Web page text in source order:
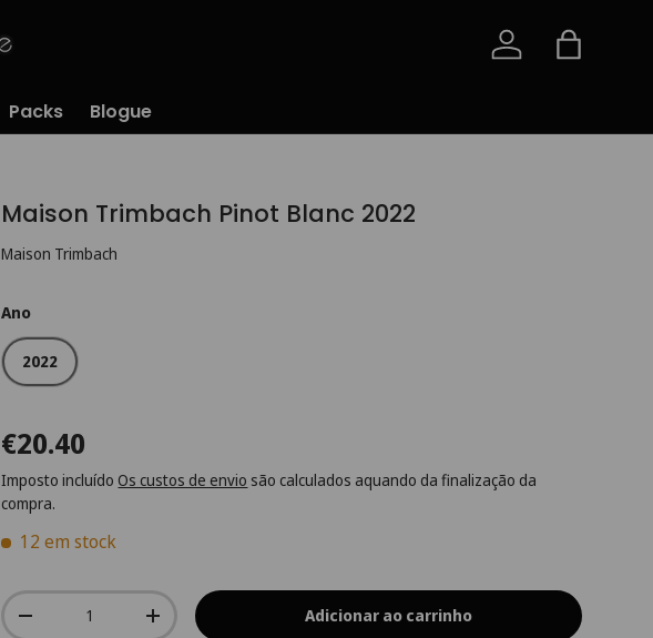
Iniciar sessão
Saco
Packs Blogue
Maison Trimbach Pinot Blanc 2022
Maison Trimbach
Ano
2022
€20.40
Imposto incluído Os custos de envio são calculados aquando da finalização da
compra.
12 em stock
Qtd.
-
+ Adicionar ao carrinho